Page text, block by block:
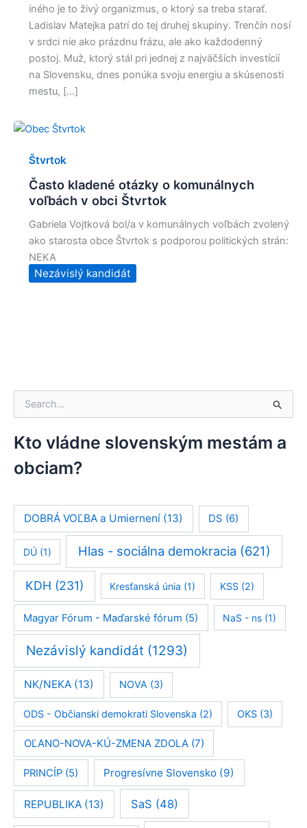
ľ
a
d
:
Kto vládne slovenským mestám a
obciam?
DOBRÁ VOĽBA a Umiernení(13) DS (6)
DÚ(1) Hlas - sociálna demokracia (621)
KDH (231) Kresťanská únia (1) KSS(2)
Magyar Fórum - Maďarské fórum (5) NaS - ns (1)
Nezávislý kandidát (1293)
NK/NEKA(13) NOVA(3)
ODS - Občianski demokrati Slovenska (2) OKS(3)
OĽANO-NOVA-KÚ-ZMENA ZDOLA(7)
PRINCÍP (5) Progresívne Slovensko (9)
REPUBLIKA(13) SaS (48)
iného je to živý organizmus, o ktorý sa treba starať.
Ladislav Matejka patrí do tej druhej skupiny. Trenčín nosí
v srdci nie ako prázdnu frázu, ale ako každodenný
postoj. Muž, ktorý stál pri jednej z najväčších investícií
na Slovensku, dnes ponúka svoju energiu a skúsenosti
mestu, […]
Štvrtok
Často kladené otázky o komunálnych
voľbách v obci Štvrtok
Gabriela Vojtková bol/a v komunálnych voľbách zvolený
ako starosta obce Štvrtok s podporou politických strán:
NEKA
Nezávislý kandidát